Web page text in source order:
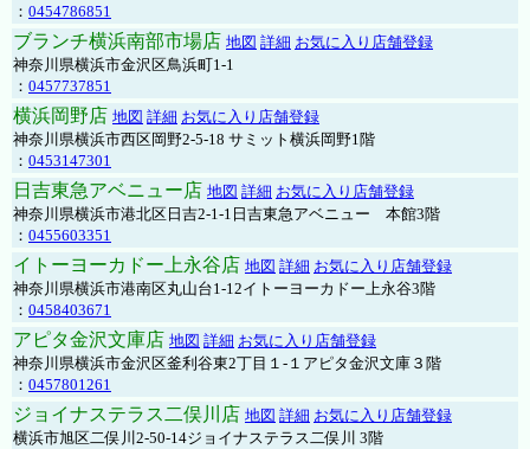
： 0454786851
ブランチ横浜南部市場店 地図 詳細 お気に入り店舗登録
神奈川県横浜市金沢区鳥浜町1-1
： 0457737851
横浜岡野店 地図 詳細 お気に入り店舗登録
神奈川県横浜市西区岡野2-5-18 サミット横浜岡野1階
： 0453147301
日吉東急アベニュー店 地図 詳細 お気に入り店舗登録
神奈川県横浜市港北区日吉2-1-1日吉東急アベニュー 本館3階
： 0455603351
イトーヨーカドー上永谷店 地図 詳細 お気に入り店舗登録
神奈川県横浜市港南区丸山台1-12イトーヨーカドー上永谷3階
： 0458403671
アピタ金沢文庫店 地図 詳細 お気に入り店舗登録
神奈川県横浜市金沢区釜利谷東2丁目１-１アピタ金沢文庫３階
： 0457801261
ジョイナステラス二俣川店 地図 詳細 お気に入り店舗登録
横浜市旭区二俣川2-50-14ジョイナステラス二俣川 3階